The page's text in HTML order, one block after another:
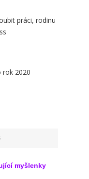
práci, rodinu
rok 2020
myšlenky